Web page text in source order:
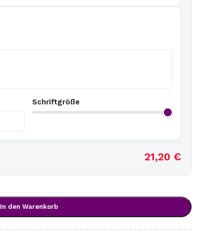
Schriftgröße
21,20 €
In den Warenkorb